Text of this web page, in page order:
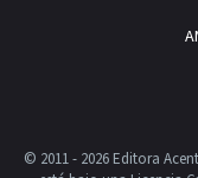
© 2011 - 2026 Editora